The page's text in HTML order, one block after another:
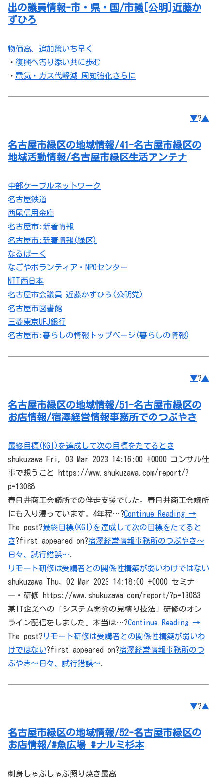
出の議員情報-市・県・国/市議[公明]近藤か
ずひろ
物価高、追加策いち早く
・ 復興へ寄り添い共に歩む
・ 電気・ガス代軽減 周知強化さらに
▼?▲
名古屋市緑区の地域情報/41-名古屋市緑区の
地域活動情報/名古屋市緑区生活アンテナ
中部ケーブルネットワーク
名古屋鉄道
西尾信用金庫
名古屋市:新着情報
名古屋市:新着情報(緑区)
なるぱーく
なごやボランティア・NPOセンター
NTT西日本
名古屋市会議員 近藤かずひろ(公明党)
名古屋市図書館
三菱東京UFJ銀行
名古屋市:暮らしの情報トップページ(暮らしの情報)
▼?▲
名古屋市緑区の地域情報/51-名古屋市緑区の
お店情報/宿澤経営情報事務所でのつぶやき
最終目標(KGI)を達成して次の目標をたてるとき
shukuzawa Fri, 03 Mar 2023 14:16:00 +0000 コンサル仕
事で想うこと https://www.shukuzawa.com/report/?
p=13088
春日井商工会議所での伴走支援でした。春日井商工会議所
にも入り浸っています。4年程…?Continue Reading →
The post?最終目標(KGI)を達成して次の目標をたてると
き?first appeared on?宿澤経営情報事務所のつぶやき～
日々、試行錯誤～
リモート研修は受講者との関係性構築が弱いわけではない
shukuzawa Thu, 02 Mar 2023 14:18:00 +0000 セミナ
ー・研修 https://www.shukuzawa.com/report/?p=13083
某IT企業への「システム開発の見積り技法」研修のオン
ライン配信をしました。本当は…?Continue Reading →
The post? リモート研修は受講者との関係性構築が弱いわ
けではない?first appeared on?宿澤経営情報事務所のつ
ぶやき～日々、試行錯誤～
▼?▲
名古屋市緑区の地域情報/52-名古屋市緑区の
お店情報/#魚広場 #ナルミ杉本
刺身しゃぶしゃぶ照り焼き最高